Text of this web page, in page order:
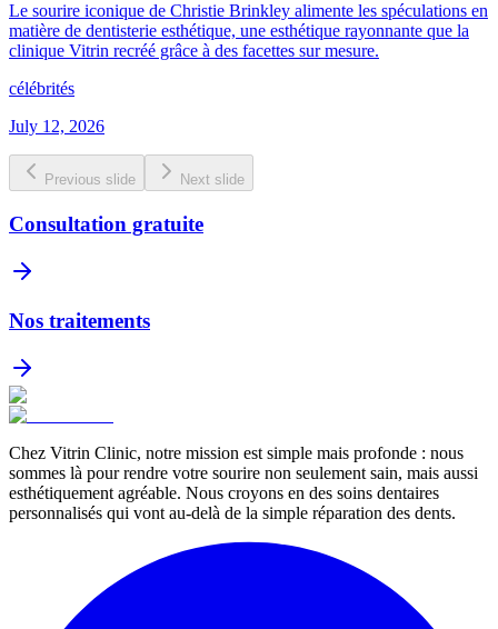
Le sourire iconique de Christie Brinkley alimente les spéculations en
matière de dentisterie esthétique, une esthétique rayonnante que la
clinique Vitrin recréé grâce à des facettes sur mesure.
célébrités
July 12, 2026
Previous slide Next slide
Consultation gratuite
Nos traitements
Chez Vitrin Clinic, notre mission est simple mais profonde : nous
sommes là pour rendre votre sourire non seulement sain, mais aussi
esthétiquement agréable. Nous croyons en des soins dentaires
personnalisés qui vont au-delà de la simple réparation des dents.